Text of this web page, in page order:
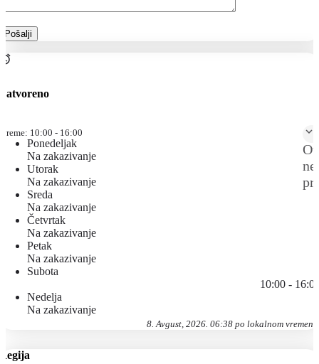
10:00 - 16:00
Ponedeljak
Na zakazivanje
Utorak
Na zakazivanje
Sreda
Na zakazivanje
Četvrtak
Na zakazivanje
Petak
Na zakazivanje
Subota
10:00 -
Nedelja
Na zakazivanje
8. Avgust, 2026. 06:38 po lokalnom